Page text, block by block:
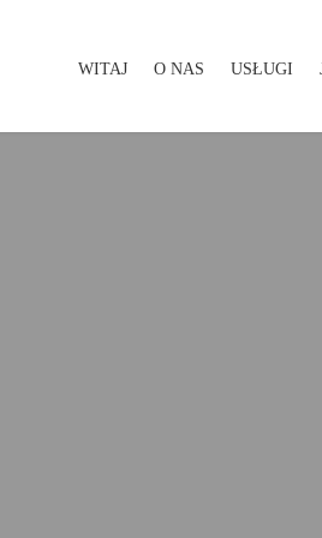
WITAJ O NAS USŁUGI
WITAJ O NAS USŁUGI